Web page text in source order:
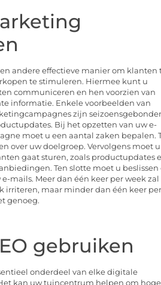
andere effectieve manier om klanten
te stimuleren. Hiermee kunt u
communiceren en hen voorzien van
informatie. Enkele voorbeelden van
zijn
Bij het opzetten van uw e-
moet u een aantal zaken bepalen.
over uw doelgroep. Vervolgens moet u
gaat sturen, zoals productupdates
Ten slotte moet u beslissen
mails. Meer dan één keer per week zal
irriteren, maar minder dan één keer per
genoeg.
gebruiken
onderdeel van elke digitale
kan uw tuincentrum helpen om